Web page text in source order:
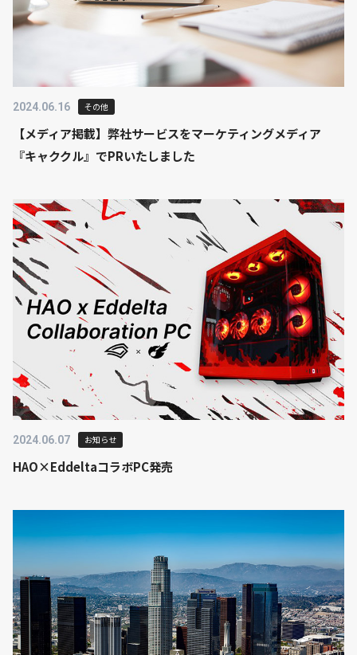
2024.06.16 その他
【メディア掲載】弊社サービスをマーケティングメディア
『キャククル』でPRいたしました
2024.06.07 お知らせ
HAO×EddeltaコラボPC発売